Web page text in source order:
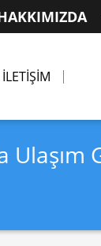
İLETİŞİM
Ulaşım